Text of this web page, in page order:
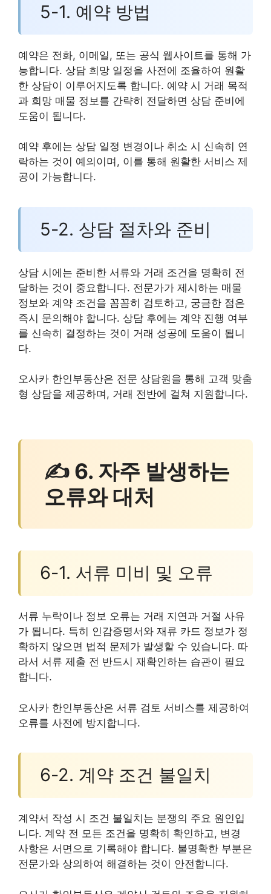
5-1. 예약 방법
예약은 전화, 이메일, 또는 공식 웹사이트를 통해 가
능합니다. 상담 희망 일정을 사전에 조율하여 원활
한 상담이 이루어지도록 합니다. 예약 시 거래 목적
과 희망 매물 정보를 간략히 전달하면 상담 준비에
도움이 됩니다.
예약 후에는 상담 일정 변경이나 취소 시 신속히 연
락하는 것이 예의이며, 이를 통해 원활한 서비스 제
공이 가능합니다.
5-2. 상담 절차와 준비
상담 시에는 준비한 서류와 거래 조건을 명확히 전
달하는 것이 중요합니다. 전문가가 제시하는 매물
정보와 계약 조건을 꼼꼼히 검토하고, 궁금한 점은
즉시 문의해야 합니다. 상담 후에는 계약 진행 여부
를 신속히 결정하는 것이 거래 성공에 도움이 됩니
다.
오사카 한인부동산은 전문 상담원을 통해 고객 맞춤
형 상담을 제공하며, 거래 전반에 걸쳐 지원합니다.
✍ 6. 자주 발생하는
오류와 대처
6-1. 서류 미비 및 오류
서류 누락이나 정보 오류는 거래 지연과 거절 사유
가 됩니다. 특히 인감증명서와 재류 카드 정보가 정
확하지 않으면 법적 문제가 발생할 수 있습니다. 따
라서 서류 제출 전 반드시 재확인하는 습관이 필요
합니다.
오사카 한인부동산은 서류 검토 서비스를 제공하여
오류를 사전에 방지합니다.
6-2. 계약 조건 불일치
계약서 작성 시 조건 불일치는 분쟁의 주요 원인입
니다. 계약 전 모든 조건을 명확히 확인하고, 변경
사항은 서면으로 기록해야 합니다. 불명확한 부분은
전문가와 상의하여 해결하는 것이 안전합니다.